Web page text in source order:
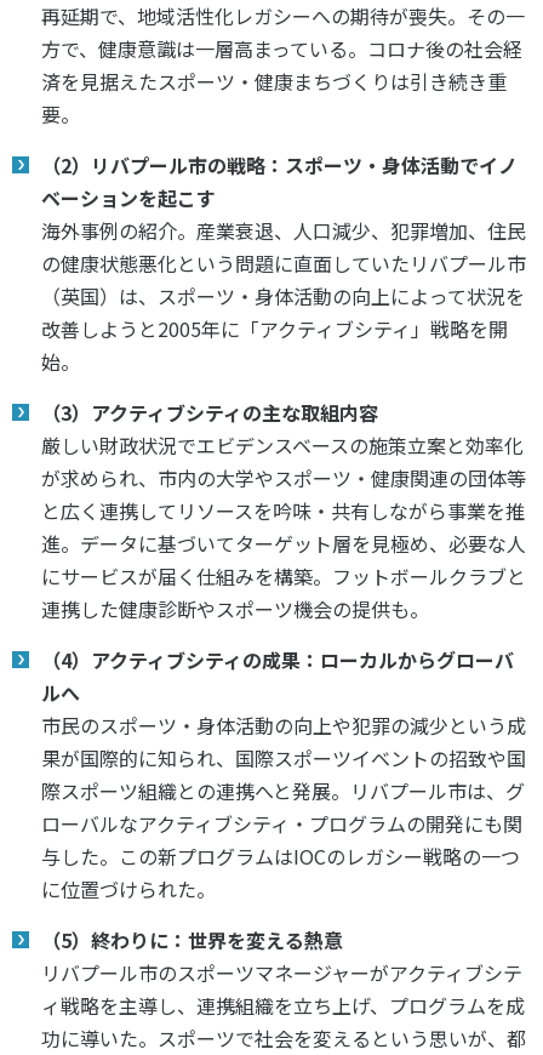
知る学ぶ
SPORT POLICY INCUBATOR ―スポーツ政策の『卵』 ―
スポーツ 歴史の検証
スポーツ辞典
SSF BOOKS
再延期で、地域活性化レガシーへの期待が喪失。その一
方で、健康意識は一層高まっている。コロナ後の社会経
済を見据えたスポーツ・健康まちづくりは引き続き重
要。
（2）リバプール市の戦略：スポーツ・身体活動でイノ
ベーションを起こす
海外事例の紹介。産業衰退、人口減少、犯罪増加、住民
の健康状態悪化という問題に直面していたリバプール市
（英国）は、スポーツ・身体活動の向上によって状況を
改善しようと2005年に「アクティブシティ」戦略を開
始。
（3）アクティブシティの主な取組内容
厳しい財政状況でエビデンスベースの施策立案と効率化
が求められ、市内の大学やスポーツ・健康関連の団体等
と広く連携してリソースを吟味・共有しながら事業を推
進。データに基づいてターゲット層を見極め、必要な人
にサービスが届く仕組みを構築。フットボールクラブと
連携した健康診断やスポーツ機会の提供も。
（4）アクティブシティの成果：ローカルからグローバ
ルへ
市民のスポーツ・身体活動の向上や犯罪の減少という成
果が国際的に知られ、国際スポーツイベントの招致や国
際スポーツ組織との連携へと発展。リバプール市は、グ
ローバルなアクティブシティ・プログラムの開発にも関
与した。この新プログラムはIOCのレガシー戦略の一つ
に位置づけられた。
（5）終わりに：世界を変える熱意
リバプール市のスポーツマネージャーがアクティブシテ
ィ戦略を主導し、連携組織を立ち上げ、プログラムを成
功に導いた。スポーツで社会を変えるという思いが、都